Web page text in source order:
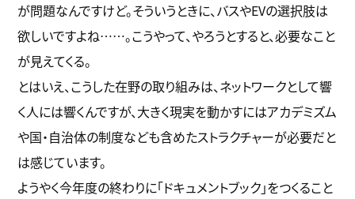
が問題なんですけど。そういうときに、バスやEVの選択肢は
欲しいですよね……。こうやって、やろうとすると、必要なこと
が見えてくる。
とはいえ、こうした在野の取り組みは、ネットワークとして響
く人には響くんですが、大きく現実を動かすにはアカデミズム
や国・自治体の制度なども含めたストラクチャーが必要だと
は感じています。
ようやく今年度の終わりに「ドキュメントブック」をつくること